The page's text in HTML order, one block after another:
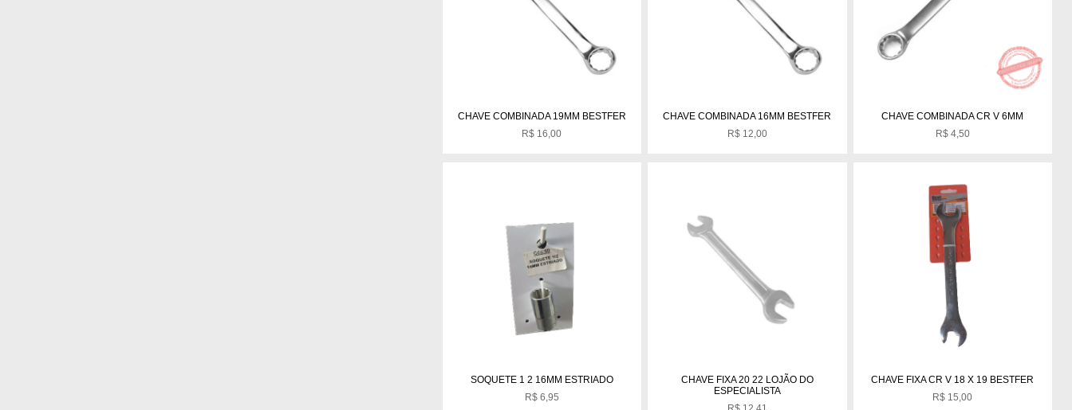
CHAVE COMBINADA 19MM BESTFER
R$ 16,00
CHAVE COMBINADA 16MM BESTFER
R$12,00
CHAVE COMBINADA CR V 6MM
R$4,50
SOQUETE 1 2 16MM ESTRIADO
R$6,95
CHAVE FIXA 20 22 LOJÃO DO
ESPECIALISTA
CHAVE FIXA CR V 18 X 19 BESTFER
R$ 15,00